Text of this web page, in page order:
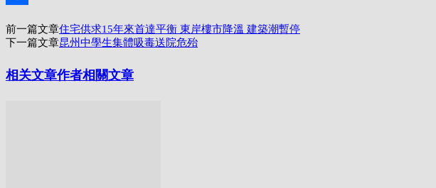
享
前一篇文章住宅供求15年來首達平衡 東岸樓市降溫 建築潮暫停
下一篇文章昆州中學生集體吸毒送院危殆
相关文章作者相關文章